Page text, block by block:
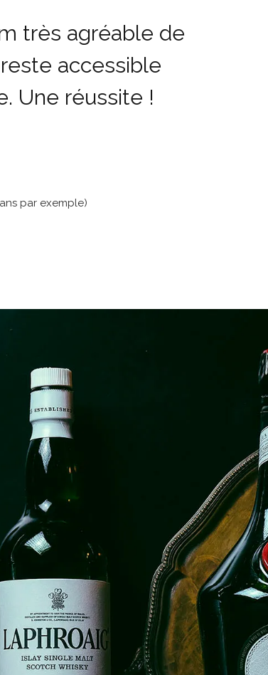
très agréable de
accessible
Une réussite !
par exemple)